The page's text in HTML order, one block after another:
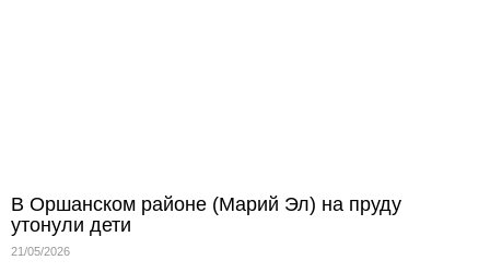
В Оршанском районе (Марий Эл) на пруду
утонули дети
21/05/2026